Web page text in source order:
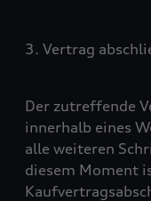
3. Vertrag
Der zutreffende
innerhalb eines
alle weiteren
diesem Moment